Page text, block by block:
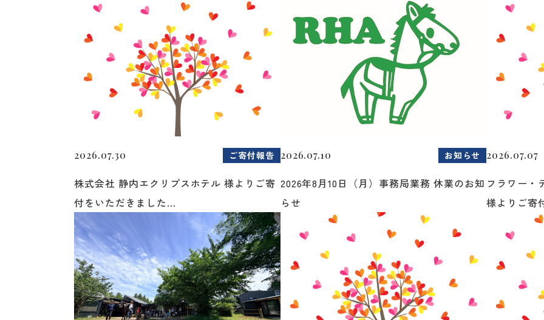
2026.07.30 ご寄付報告
株式会社 静内エクリプスホテル 様よりご寄
付をいただきました...
2026.07.10 お知らせ
2026年8月10日（月）事務局業務 休業のお知
らせ
2026.07.07
フラワー・
様よりご寄